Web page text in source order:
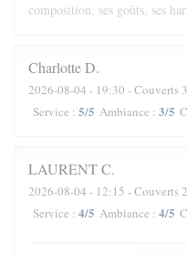
composition, ses goûts, ses
CharlotteD
2026-08-04 - 19:30 - Couverts 3
Service : 5/5 Ambiance : 3/5
LAURENTC
2026-08-04 - 12:15 - Couverts 2
Service : 4/5 Ambiance : 4/5